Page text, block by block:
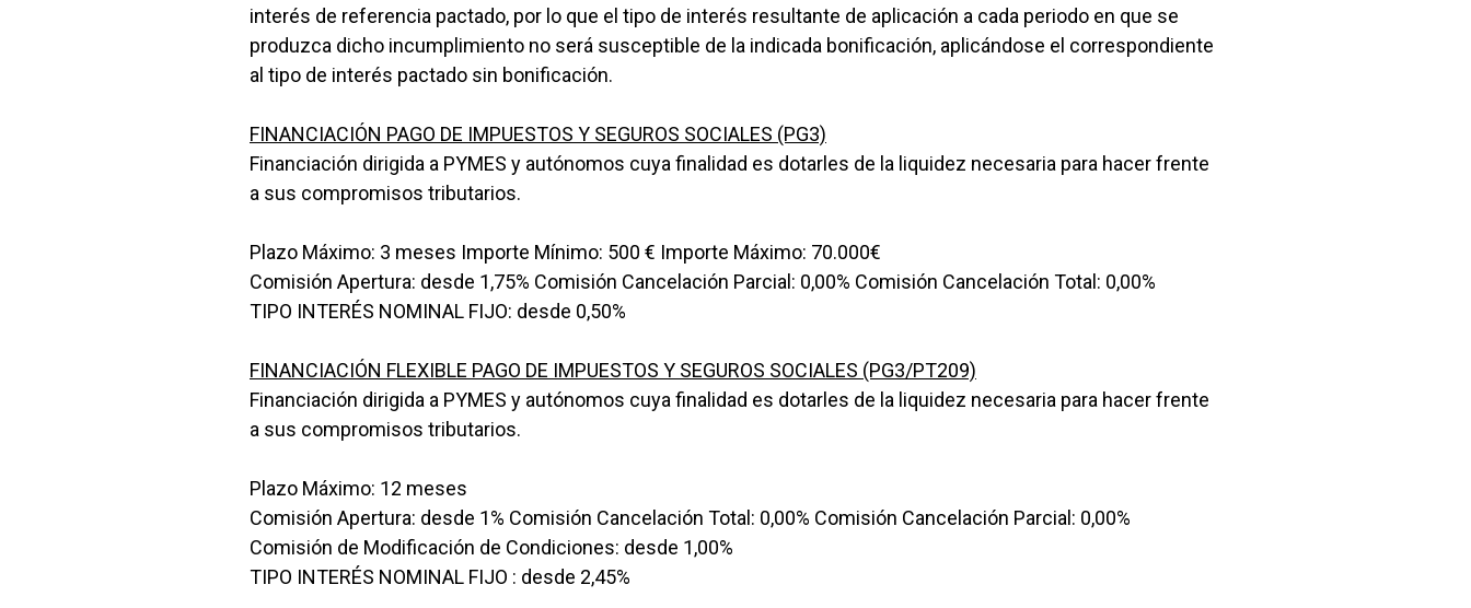
interés de referencia pactado, por lo que el tipo de interés resultante de aplicación a cada periodo en que se
produzca dicho incumplimiento no será susceptible de la indicada bonificación, aplicándose el correspondiente
al tipo de interés pactado sin bonificación.
FINANCIACIÓN PAGO DE IMPUESTOS Y SEGUROS SOCIALES (PG3)
Financiación dirigida a PYMES y autónomos cuya finalidad es dotarles de la liquidez necesaria para hacer frente
a sus compromisos tributarios.
Plazo Máximo: 3 meses Importe Mínimo: 500 € Importe Máximo: 70.000€
Comisión Apertura: desde 1,75% Comisión Cancelación Parcial: 0,00% Comisión Cancelación Total: 0,00%
TIPO INTERÉS NOMINAL FIJO: desde 0,50%
FINANCIACIÓN FLEXIBLE PAGO DE IMPUESTOS Y SEGUROS SOCIALES (PG3/PT209)
Financiación dirigida a PYMES y autónomos cuya finalidad es dotarles de la liquidez necesaria para hacer frente
a sus compromisos tributarios.
Plazo Máximo: 12 meses
Comisión Apertura: desde 1% Comisión Cancelación Total: 0,00% Comisión Cancelación Parcial: 0,00%
Comisión de Modificación de Condiciones: desde 1,00%
TIPO INTERÉS NOMINAL FIJO : desde 2,45%